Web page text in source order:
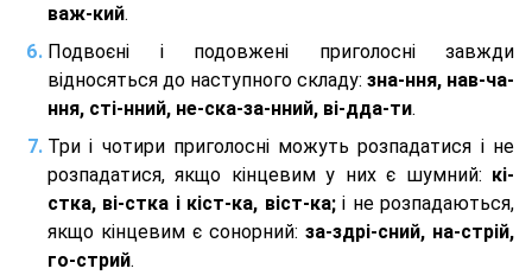
важ-кий.
Подвоєні і подовжені приголосні завжди
відносяться до наступного складу: зна-ння, нав-ча-
ння, сті-нний, не-ска-за-нний, ві-дда-ти.
Три і чотири приголосні можуть розпадатися і не
розпадатися, якщо кінцевим у них є шумний: кі-
стка, ві-стка і кіст-ка, віст-ка;і не розпадаються,
якщо кінцевим є сонорний: за-здрі-сний, на-стрій,
го-стрий.